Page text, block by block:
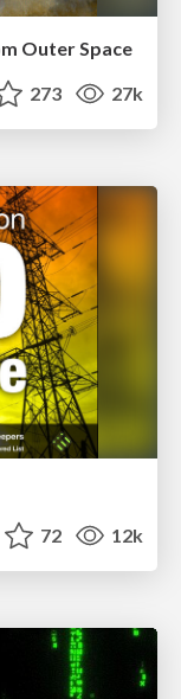
Outer Space
273 27k
72 12k